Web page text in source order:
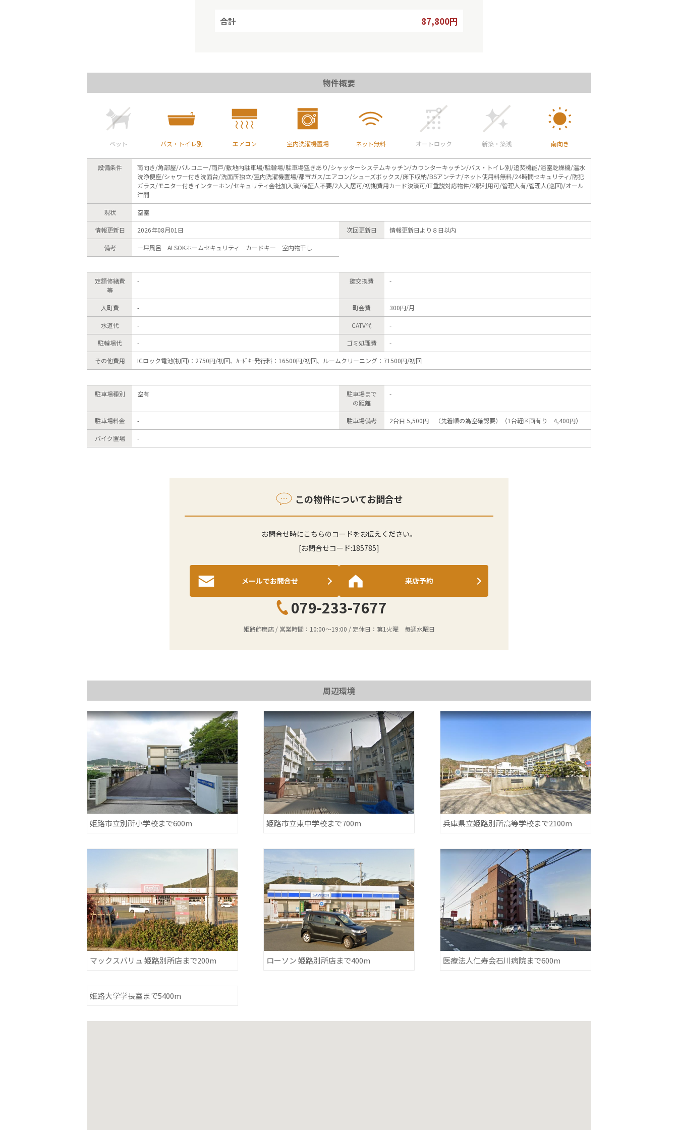
合計 87,800円
物件概要
ペット バス・トイレ別 エアコン 室内洗濯機置場 ネット無料 オートロック 新築・築浅 南向き
設備条件
南向き/角部屋/バルコニー/雨戸/敷地内駐車場/駐輪場/駐車場空きあり/シャッターシステムキッチン/カウンターキッチン/バス・トイレ別/追焚機能/浴室乾燥機/温水
洗浄便座/シャワー付き洗面台/洗面所独立/室内洗濯機置場/都市ガス/エアコン/シューズボックス/床下収納/BSアンテナ/ネット使用料無料/24時間セキュリティ/防犯
ガラス/モニター付きインターホン/セキュリティ会社加入済/保証人不要/2人入居可/初期費用カード決済可/IT重説対応物件/2駅利用可/管理人有/管理人(巡回)/オール
洋間
現状 空室
情報更新日 2026年08月01日 次回更新日 情報更新日より８日以内
備考 一坪風呂 ALSOKホームセキュリティ カードキー 室内物干し
定額修繕費
等
- 鍵交換費 -
入町費 - 町会費 300円/月
水道代 - CATV代 -
駐輪場代 - ゴミ処理費 -
その他費用 ICロック電池(初回)：2750円/初回、ｶｰﾄﾞｷｰ発行料：16500円/初回、ルームクリーニング：71500円/初回
駐車場種別 空有
駐車場まで
の距離
-
駐車場料金 - 駐車場備考 2台目 5,500円 （先着順の為空確認要）（1台軽区画有り 4,400円）
バイク置場 -
この物件についてお問合せ
お問合せ時にこちらのコードをお伝えください。
[お問合せコード:185785]
メールでお問合せ 来店予約
079-233-7677
姫路飾磨店/ 営業時間： 10:00～19:00 / 定休日： 第1火曜 毎週水曜日
周辺環境
姫路市立別所小学校まで600m 姫路市立東中学校まで700m 兵庫県立姫路別所高等学校まで2100m
マックスバリュ 姫路別所店まで200m ローソン 姫路別所店まで400m 医療法人仁寿会石川病院まで600m
姫路大学学長室まで5400m